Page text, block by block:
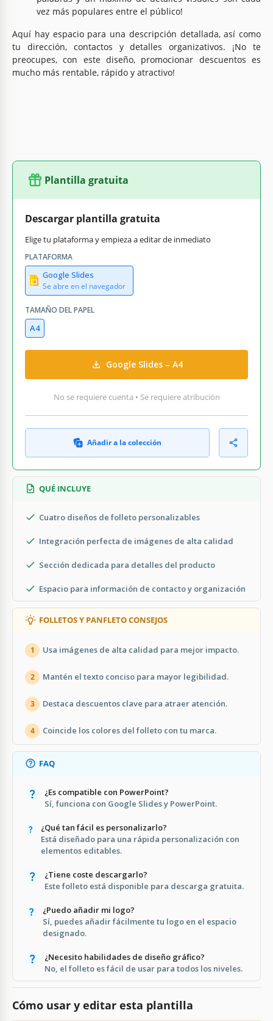
vez más populares entre el público!
Aquí hay espacio para una descripción detallada, así como
tu dirección, contactos y detalles organizativos. ¡No te
preocupes, con este diseño, promocionar descuentos es
mucho más rentable, rápido y atractivo!
Plantilla gratuita
Descargar plantilla gratuita
Elige tu plataforma y empieza a editar de inmediato
PLATAFORMA
Google Slides
Se abre en el navegador
TAMAÑO DEL PAPEL
A4
Google Slides – A4
No se requiere cuenta • Se requiere atribución
Añadir a la colección
QUÉ INCLUYE
Cuatro diseños de folleto personalizables
Integración perfecta de imágenes de alta calidad
Sección dedicada para detalles del producto
Espacio para información de contacto y organización
FOLLETOS Y PANFLETO CONSEJOS
1 Usa imágenes de alta calidad para mejor impacto.
2 Mantén el texto conciso para mayor legibilidad.
3 Destaca descuentos clave para atraer atención.
4 Coincide los colores del folleto con tu marca.
FAQ
¿Es compatible con PowerPoint?
Sí, funciona con Google Slides y PowerPoint.
¿Qué tan fácil es personalizarlo?
Está diseñado para una rápida personalización con
elementos editables.
¿Tiene coste descargarlo?
Este folleto está disponible para descarga gratuita.
¿Puedo añadir mi logo?
Sí, puedes añadir fácilmente tu logo en el espacio
designado.
¿Necesito habilidades de diseño gráfico?
No, el folleto es fácil de usar para todos los niveles.
Cómo usar y editar esta plantilla